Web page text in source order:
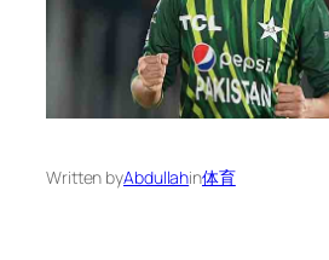
Written byAbdullahin体育